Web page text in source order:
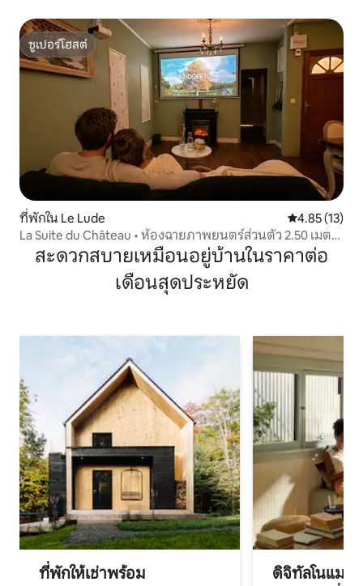
ซูเปอร์โฮสต์
ซูเปอร์โฮสต์
ที่พักใน Le Lude คะแนนเฉลี่ย
4.85 (13)
La Suite du Château • ห้องฉายภาพยนตร์ส่วนตัว 2.50 เมตร
• Love
สะดวกสบายเหมือนอยู่บ้านในราคาต่อ
เดือนสุดประหยัด
ที่พักให้เช่าพร้อม
ดิจิทัลโนแมด